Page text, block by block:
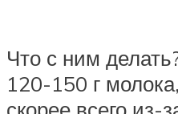
Что с ним
120-150 г
скорее всего из-